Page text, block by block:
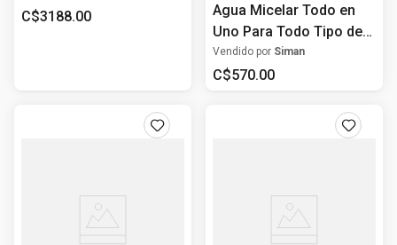
C$3188.00
Agua Micelar Todo en
Uno Para Todo Tipo de
Pieles 400ml
Vendido por Siman
C$570.00